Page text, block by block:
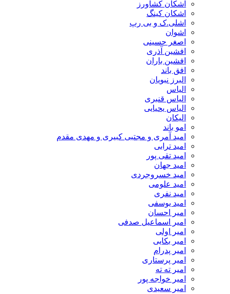
اشکان کشاورز
اشکان کینگ
اشلی.ک و بی رپ
اشوان
اصغر حسینی
افشین آذری
افشین باران
افق باند
البرز نبویان
الیاس
الیاس قنبرى
الیاس یحیایی
الیکان
امو باند
امید آمری و مجتبی کبیری و مهدى مقدم
امید ترابی
امید تقی پور
امید جهان
امید خسروجردی
امید علومی
امید نفری
امید یوسفی
امیر احسان
امیر اسماعیل صدفی
امیر اولی
امیر بکایی
امیر پدرام
امیر پرستاری
امیر ته ته
امیر خواجه پور
امیر سعیدی